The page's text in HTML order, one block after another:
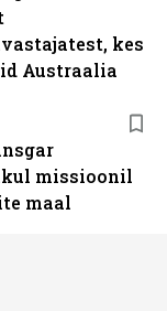
kes
Austraalia
missioonil
maal